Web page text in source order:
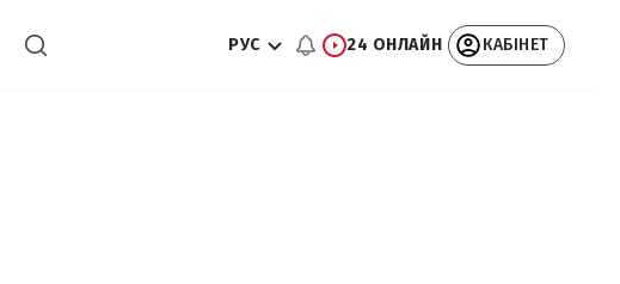
РУС 24 ОНЛАЙН КАБІНЕТ